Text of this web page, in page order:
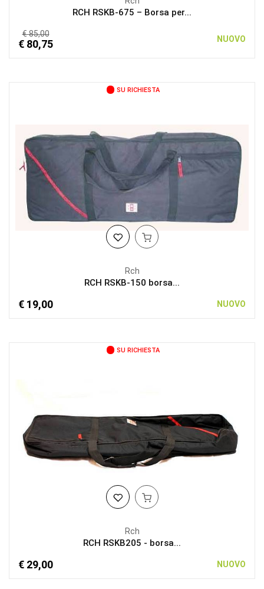
RCH RSKB-675 – Borsa per...
€ 85,00
€ 80,75 NUOVO
SU RICHIESTA
Rch
RCH RSKB-150 borsa...
€ 19,00 NUOVO
SU RICHIESTA
Rch
RCH RSKB205 - borsa...
€ 29,00 NUOVO